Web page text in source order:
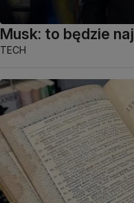
Musk: to będzie
TECH